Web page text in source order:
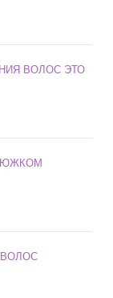
ВОЛОС ЭТО